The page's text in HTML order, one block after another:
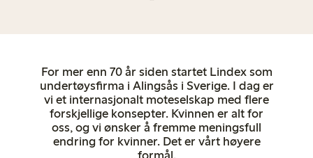
For mer enn 70 år siden startet Lindex som
undertøysfirma i Alingsås i Sverige. I dag er
vi et internasjonalt moteselskap med flere
forskjellige konsepter. Kvinnen er alt for
oss, og vi ønsker å fremme meningsfull
endring for kvinner. Det er vårt høyere